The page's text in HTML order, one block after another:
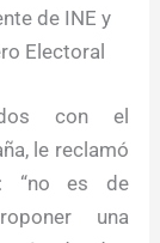
de INE y
Electoral
con el
le reclamó
“no es de
una